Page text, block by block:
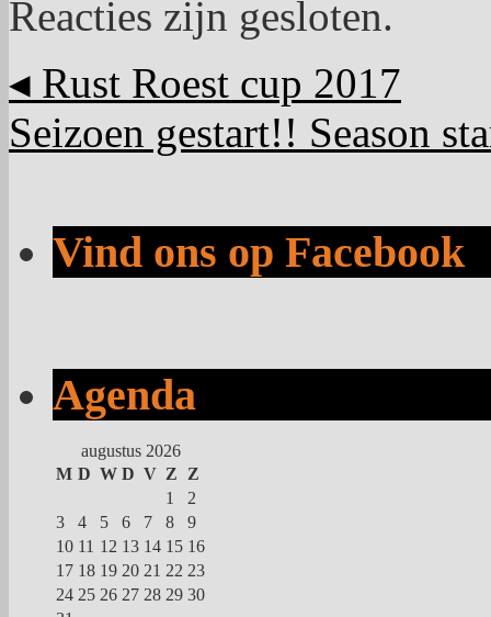
Reacties zijn gesloten.
◂ Rust Roest cup 2017
Seizoen gestart!! Season
Vind ons op Facebook
Agenda
augustus 2026
M D W D V Z
Z
1
2
3
4 5 6 7 8
9
10 11 12 13 14 15 16
17 18 19 20 21 22 23
24 25 26 27 28 29 30